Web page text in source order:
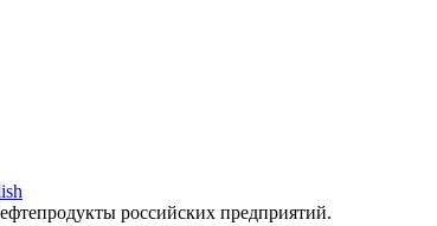
российских предприятий.